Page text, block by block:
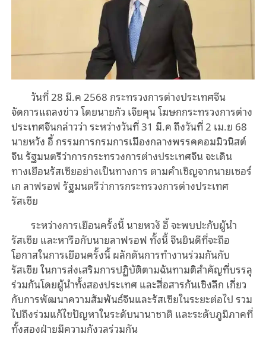
วันที่28 มี.ค2568 กระทรวงการต่างประเทศจีน
จัดการแถลงข่าวโดยนายกัว เจียคุนโฆษกกระทรวงการต่าง
ประเทศจีนกล่าวว่าระหว่างวันที่31 มี.คถึงวันที่2 เม.ย 68
นายหวัง อี้กรรมการกรมการเมืองกลางพรรคคอมมิวนิสต์
จีนรัฐมนตรีว่าการกระทรวงการต่างประเทศจีนจะเดิน
ทางเยือนรัสเซียอย่างเป็นทางการ ตามคำเชิญจากนายเซอร์
เก ลาฟรอฟ รัฐมนตรีว่าการกระทรวงการต่างประเทศ
รัสเซีย
ระหว่างการเยือนครั้งนี้นายหวง อี้จะพบปะกับผู้นำ
รัสเซีย และหารือกับนายลาฟรอฟ ทั้งนี้จีนยินดีที่จะถือ
โอกาสในการเยือนครั้งนี้ผลักดันการทำงานร่วมกันกับ
รัสเซียในการส่งเสริมการปฏิบัติตามฉันทามติสำคัญที่บรรลุ
ร่วมกันโดยผู้นำทั้งสองประเทศและสื่อสารกันเชิงลึก เกี่ยว
กับการพัฒนาความสัมพันธ์จีนและรัสเซียในระยะต่อไปรวม
ไปถึงร่วมแก้ไขปัญหาในระดับนานาชาติ และระดับภูมิภาคที่
ทั้งสองฝ่ายมีความกังวลร่วมกัน